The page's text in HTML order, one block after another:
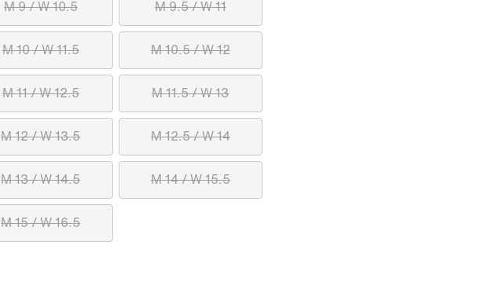
M 9 / W 10.5 M 9.5 / W 11
M 10 / W 11.5 M 10.5 / W 12
M 11 / W 12.5 M 11.5 / W 13
M 12 / W 13.5 M 12.5 / W 14
M 13 / W 14.5 M 14 / W 15.5
M 15 / W 16.5